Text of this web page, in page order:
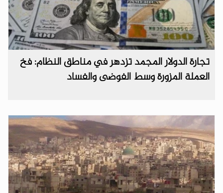
تجارة الدولار المجمد تزدهر في مناطق النظام: فخ
العملة المزورة وسط الفوضى والفساد